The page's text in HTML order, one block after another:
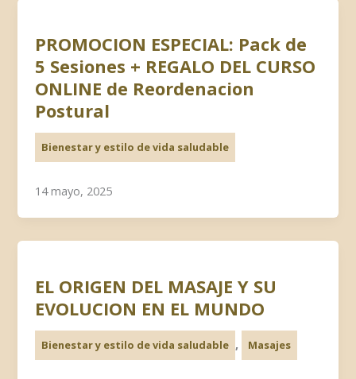
PROMOCION ESPECIAL: Pack de
5 Sesiones + REGALO DEL CURSO
ONLINE de Reordenacion
Postural
Bienestar y estilo de vida saludable
14 mayo, 2025
EL ORIGEN DEL MASAJE Y SU
EVOLUCION EN EL MUNDO
Bienestar y estilo de vida saludable , Masajes